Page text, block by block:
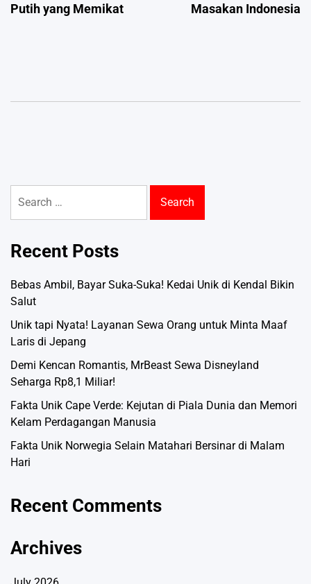
Putih yang Memikat
Masakan Indonesia
for:
Recent Posts
Bebas Ambil, Bayar Suka-Suka! Kedai Unik di Kendal Bikin
Salut
Unik tapi Nyata! Layanan Sewa Orang untuk Minta Maaf
Laris di Jepang
Demi Kencan Romantis, MrBeast Sewa Disneyland
Seharga Rp8,1 Miliar!
Fakta Unik Cape Verde: Kejutan di Piala Dunia dan Memori
Kelam Perdagangan Manusia
Fakta Unik Norwegia Selain Matahari Bersinar di Malam
Hari
Recent Comments
Archives